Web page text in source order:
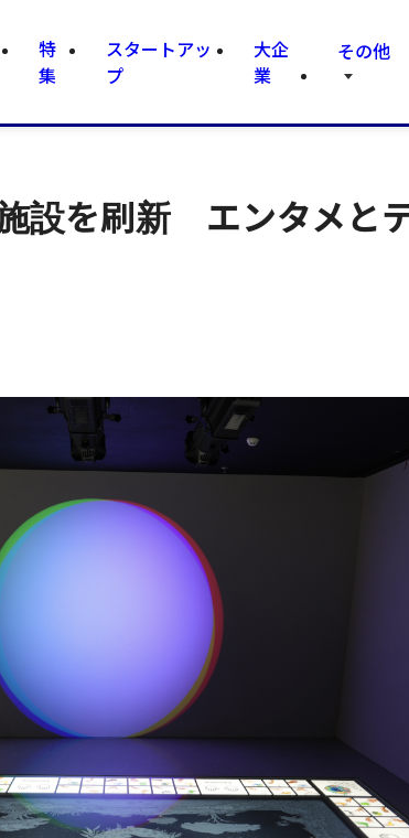
特
集
スタートアッ
プ
大企
業
その他
設を刷新 エンタメと